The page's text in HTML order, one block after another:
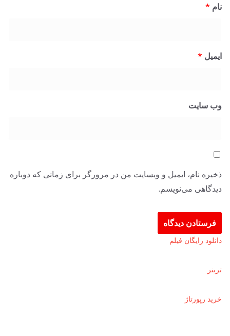
نام *
ایمیل *
وب‌ سایت
ذخیره نام، ایمیل و وبسایت من در مرورگر برای زمانی که دوباره
دیدگاهی می‌نویسم.
دانلود رايگان فيلم
ترينر
خرید رپورتاژ